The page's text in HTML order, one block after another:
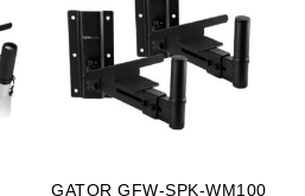
GATOR GFW-SPK-WM100